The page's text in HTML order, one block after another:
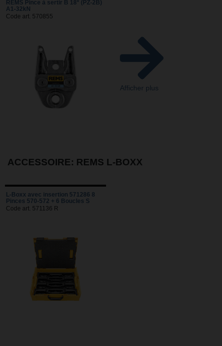
REMS Pince à sertir B 18* (PZ-2B)
A1-32kN
Code art. 570855
Afficher plus
ACCESSOIRE: REMS L-BOXX
L-Boxx avec insertion 571286 8
Pinces 570-572 + 6 Boucles S
Code art. 571136 R